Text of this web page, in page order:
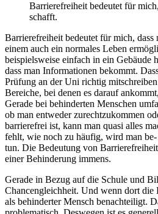
Barrierefreiheit bedeutet für
schafft.
Barrierefreiheit bedeutet für mich, dass
einem auch ein normales Leben
beispielsweise einfach in ein Gebäude
dass man Informationen bekommt.
Prüfung an der Uni richtig
Bereiche, bei denen es darauf
Gerade bei behinderten Menschen
ob man entweder zurechtzukommen
barrierefrei ist, kann man quasi alles
fehlt, wie noch zu häufig, wird man
tun. Die Bedeutung von
einer Behinderung immens.
Gerade in Bezug auf die Schule und
Chancengleichheit. Und wenn dort die
als behinderter Mensch benachteiligt.